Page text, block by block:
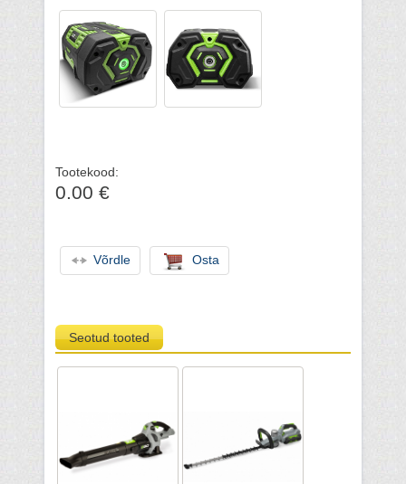
Tootekood:
0.00 €
Võrdle Osta
Seotud tooted